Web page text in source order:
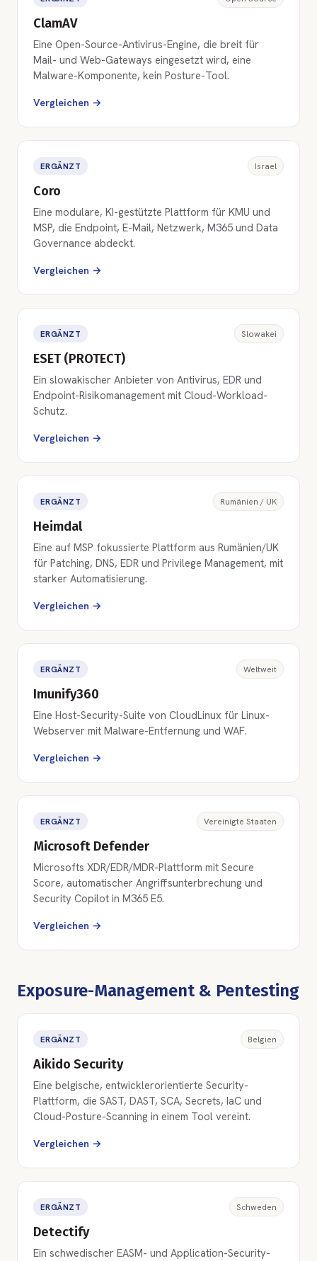
ClamAV
Eine Open-Source-Antivirus-Engine, die breit für
Mail- und Web-Gateways eingesetzt wird, eine
Malware-Komponente, kein Posture-Tool.
Vergleichen →
ERGÄNZT Israel
Coro
Eine modulare, KI-gestützte Plattform für KMU und
MSP, die Endpoint, E-Mail, Netzwerk, M365 und Data
Governance abdeckt.
Vergleichen →
ERGÄNZT Slowakei
ESET (PROTECT)
Ein slowakischer Anbieter von Antivirus, EDR und
Endpoint-Risikomanagement mit Cloud-Workload-
Schutz.
Vergleichen →
ERGÄNZT Rumänien / UK
Heimdal
Eine auf MSP fokussierte Plattform aus Rumänien/UK
für Patching, DNS, EDR und Privilege Management, mit
starker Automatisierung.
Vergleichen →
ERGÄNZT Weltweit
Imunify360
Eine Host-Security-Suite von CloudLinux für Linux-
Webserver mit Malware-Entfernung und WAF.
Vergleichen →
ERGÄNZT Vereinigte Staaten
Microsoft Defender
Microsofts XDR/EDR/MDR-Plattform mit Secure
Score, automatischer Angriffsunterbrechung und
Security Copilot in M365 E5.
Vergleichen →
Exposure-Management & Pentesting
ERGÄNZT Belgien
Aikido Security
Eine belgische, entwicklerorientierte Security-
Plattform, die SAST, DAST, SCA, Secrets, IaC und
Cloud-Posture-Scanning in einem Tool vereint.
Vergleichen →
ERGÄNZT Schweden
Detectify
Ein schwedischer EASM- und Application-Security-